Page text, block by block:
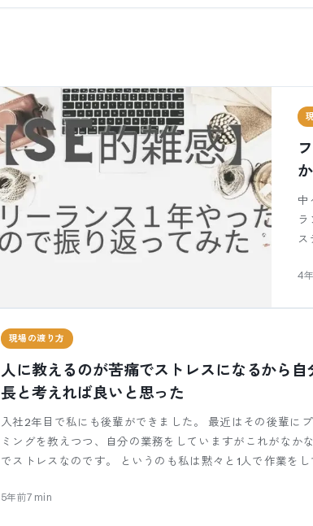
中
ラ
ス
4
現場の渡り方
人に教えるのが苦痛でストレスになるから自
長と考えれば良いと思った
入社2年目で私にも後輩ができました。 最近はその後輩に
ミングを教えつつ、自分の業務をしていますがこれがなか
でストレスなのです。 というのも私は黙々と1人で作業をし
5年前7min